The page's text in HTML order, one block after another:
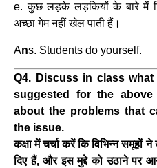
e. कुछ लड़के लड़कियों के बारे में
अच्छा गेम नहीं खेल पाती हैं।
Ans. Students do yourself.
Q4. Discuss in class
suggested for the
about the problems that
the issue.
कक्षा में चर्चा करें कि विभिन्न समूहों
दिए हैं, और इस मुद्दे को उठाने पर